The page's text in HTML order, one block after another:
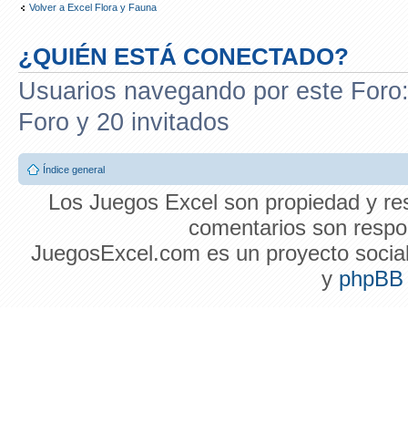
Volver a Excel Flora y Fauna
¿QUIÉN ESTÁ CONECTADO?
Usuarios navegando por este
Foro y 20 invitados
Índice general
Los Juegos Excel son propiedad y
comentarios son
JuegosExcel.com es un proyecto
y phpBB